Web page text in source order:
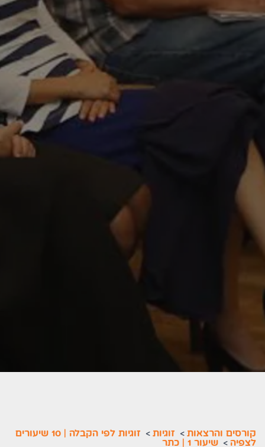
קורסים והרצאות > זוגיות >
זוגיות לפי הקבלה | 10 שיעורים
לצפיה > שיעור 1 | כתר